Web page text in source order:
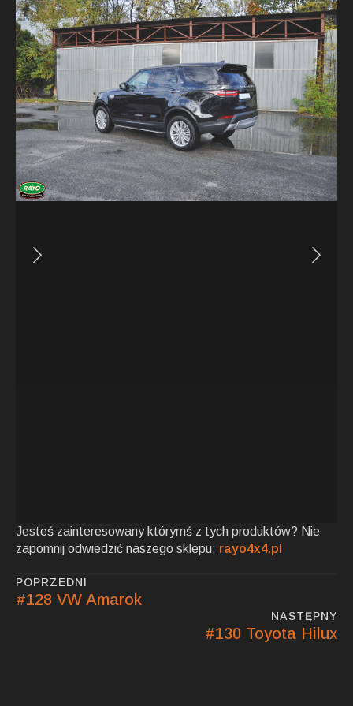
Jesteś zainteresowany którymś z tych produktów? Nie
zapomnij odwiedzić naszego sklepu: rayo4x4.pl
POPRZEDNI
#128 VW Amarok
NASTĘPNY
#130 Toyota Hilux